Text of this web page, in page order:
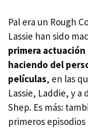
Pal era un Rough
Lassie han sido
primera
haciendo del
películas, en las
Lassie, Laddie, y a
Shep. Es más:
primeros